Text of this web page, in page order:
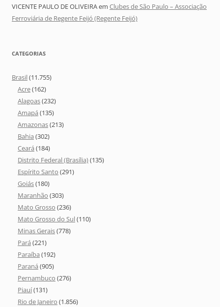
VICENTE PAULO DE OLIVEIRAem Clubes de São Paulo – Associação
Ferroviária de Regente Feijó (Regente Feijó)
CATEGORIAS
Brasil(11.755)
Acre(162)
Alagoas(232)
Amapá (135)
Amazonas(213)
Bahia (302)
Ceará (184)
Distrito Federal (Brasília)(135)
Espírito Santo (291)
Goiás(180)
Maranhão (303)
Mato Grosso (236)
Mato Grosso do Sul(110)
Minas Gerais(778)
Pará (221)
Paraíba (192)
Paraná (905)
Pernambuco (276)
Piauí(131)
Rio de Janeiro (1.856)